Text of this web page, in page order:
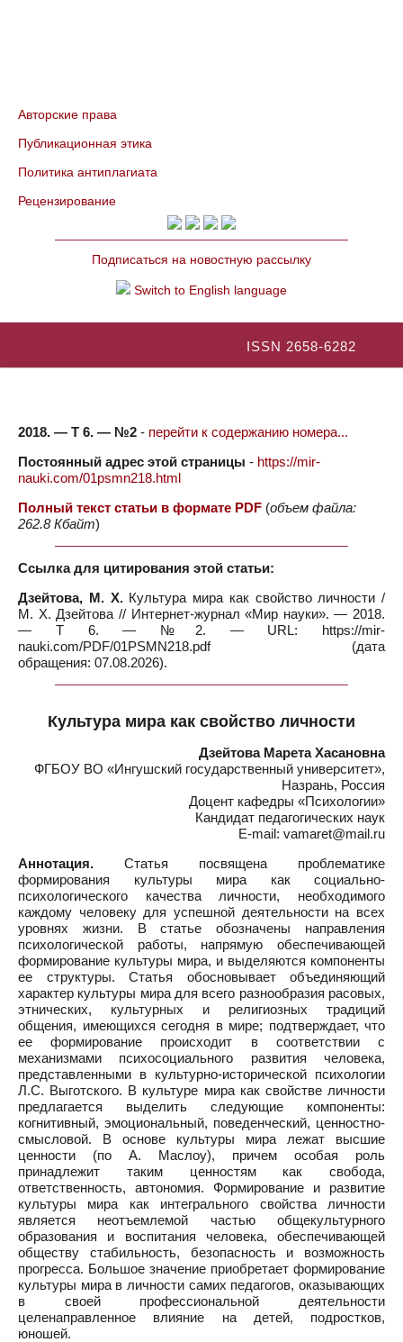
Авторские права
Публикационная этика
Политика антиплагиата
Рецензирование
Подписаться на новостную рассылку
Switch to English language
ISSN 2658-6282
2018. — Т 6. — №2 - перейти к содержанию номера...
Постоянный адрес этой страницы - https://mir-
nauki.com/01psmn218.html
Полный текст статьи в формате PDF (объем файла:
262.8 Кбайт)
Ссылка для цитирования этой статьи:
Дзейтова, М. Х.Культура мира как свойство личности /
М. Х. Дзейтова // Интернет-журнал «Мир науки». — 2018.
— Т 6. — №2. — URL: https://mir-
nauki.com/PDF/01PSMN218.pdf (дата
обращения: 07.08.2026).
Культура мира как свойство личности
Дзейтова Марета Хасановна
ФГБОУ ВО «Ингушский государственный университет»,
Назрань, Россия
Доцент кафедры «Психологии»
Кандидат педагогических наук
E-mail: vamaret@mail.ru
Аннотация. Статья посвящена проблематике
формирования культуры мира как социально-
психологического качества личности, необходимого
каждому человеку для успешной деятельности на всех
уровнях жизни. В статье обозначены направления
психологической работы, напрямую обеспечивающей
формирование культуры мира, и выделяются компоненты
ее структуры. Статья обосновывает объединяющий
характер культуры мира для всего разнообразия расовых,
этнических, культурных и религиозных традиций
общения, имеющихся сегодня в мире; подтверждает, что
ее формирование происходит в соответствии с
механизмами психосоциального развития человека,
представленными в культурно-исторической психологии
Л.С. Выготского. В культуре мира как свойстве личности
предлагается выделить следующие компоненты:
когнитивный, эмоциональный, поведенческий, ценностно-
смысловой. В основе культуры мира лежат высшие
ценности (по А. Маслоу), причем особая роль
принадлежит таким ценностям как свобода,
ответственность, автономия. Формирование и развитие
культуры мира как интегрального свойства личности
является неотъемлемой частью общекультурного
образования и воспитания человека, обеспечивающей
обществу стабильность, безопасность и возможность
прогресса. Большое значение приобретает формирование
культуры мира в личности самих педагогов, оказывающих
в своей профессиональной деятельности
целенаправленное влияние на детей, подростков,
юношей.